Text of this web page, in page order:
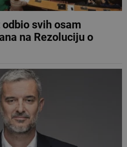
svih osam
na Rezoluciju o